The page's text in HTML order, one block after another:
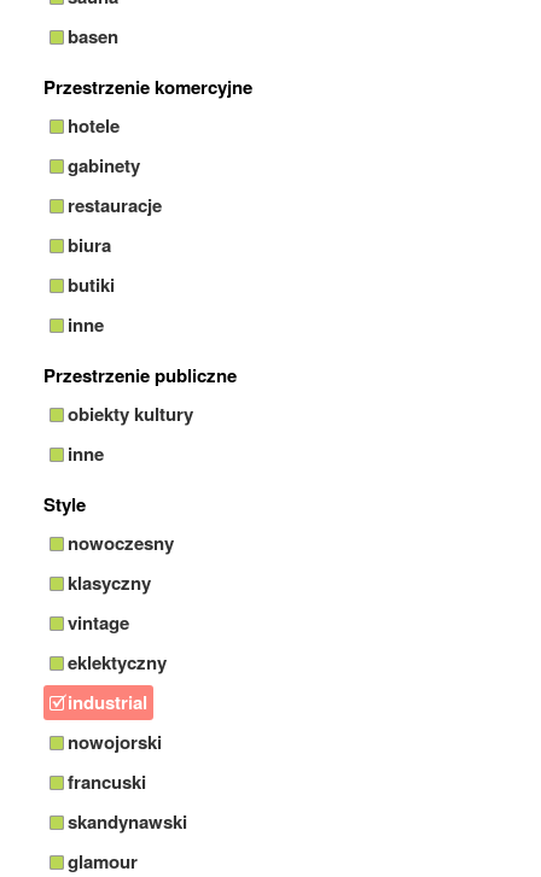
basen
Przestrzenie komercyjne
hotele
gabinety
restauracje
biura
butiki
inne
Przestrzenie publiczne
obiekty kultury
inne
Style
nowoczesny
klasyczny
vintage
eklektyczny
industrial
nowojorski
francuski
skandynawski
glamour